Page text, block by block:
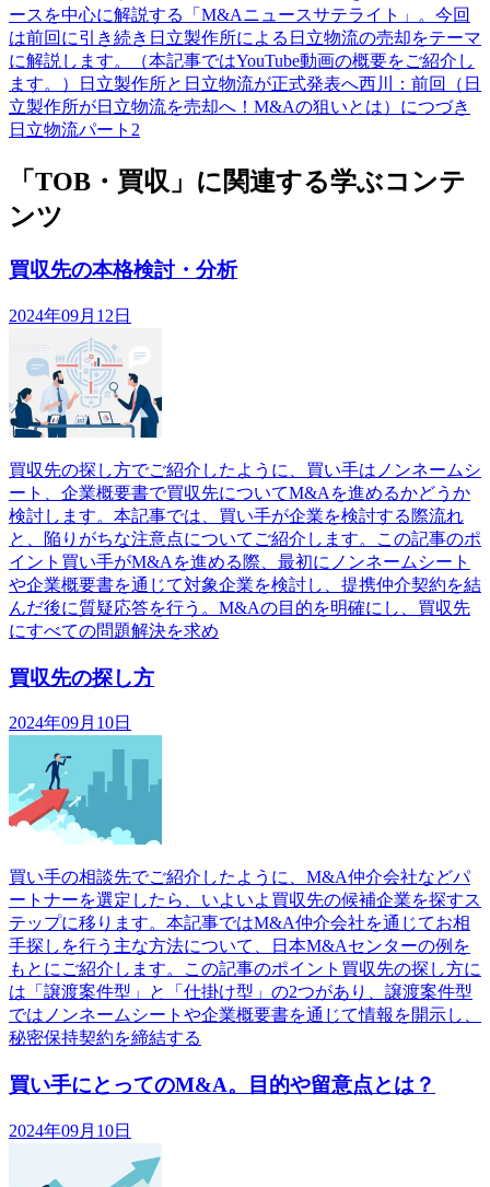
ースを中心に解説する「M&Aニュースサテライト」。今回
は前回に引き続き日立製作所による日立物流の売却をテーマ
に解説します。（本記事ではYouTube動画の概要をご紹介し
ます。）日立製作所と日立物流が正式発表へ西川：前回（日
立製作所が日立物流を売却へ！M&Aの狙いとは）につづき
日立物流パート2
「TOB・買収」に関連する学ぶコンテ
ンツ
買収先の本格検討・分析
2024年09月12日
買収先の探し方でご紹介したように、買い手はノンネームシ
ート、企業概要書で買収先についてM&Aを進めるかどうか
検討します。本記事では、買い手が企業を検討する際流れ
と、陥りがちな注意点についてご紹介します。この記事のポ
イント買い手がM&Aを進める際、最初にノンネームシート
や企業概要書を通じて対象企業を検討し、提携仲介契約を結
んだ後に質疑応答を行う。M&Aの目的を明確にし、買収先
にすべての問題解決を求め
買収先の探し方
2024年09月10日
買い手の相談先でご紹介したように、M&A仲介会社などパ
ートナーを選定したら、いよいよ買収先の候補企業を探すス
テップに移ります。本記事ではM&A仲介会社を通じてお相
手探しを行う主な方法について、日本M&Aセンターの例を
もとにご紹介します。この記事のポイント買収先の探し方に
は「譲渡案件型」と「仕掛け型」の2つがあり、譲渡案件型
ではノンネームシートや企業概要書を通じて情報を開示し、
秘密保持契約を締結する
買い手にとってのM&A。目的や留意点とは？
2024年09月10日